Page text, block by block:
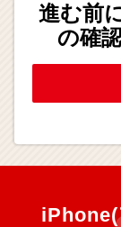
進む前
の確